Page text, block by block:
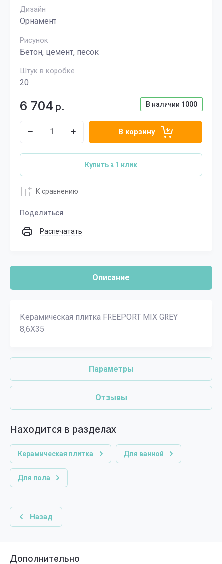
Дизайн
Орнамент
Рисунок
Бетон, цемент, песок
Штук в коробке
20
В наличии 1000
6 704 р.
В корзину
Купить в 1 клик
К сравнению
Поделиться
Распечатать
Описание
Керамическая плитка FREEPORT MIX GREY
8,6X35
Параметры
Отзывы
Находится в разделах
Керамическая плитка Для ванной
Для пола
Назад
Дополнительно